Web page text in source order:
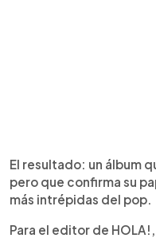
El resultado: un álbum
pero que confirma su
más intrépidas del pop.
Para el editor de